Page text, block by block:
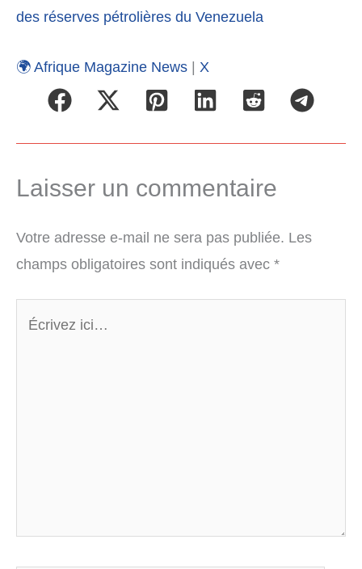
des réserves pétrolières du Venezuela
🌍 Afrique Magazine News | X
Laisser un commentaire
Votre adresse e-mail ne sera pas publiée. Les
champs obligatoires sont indiqués avec *